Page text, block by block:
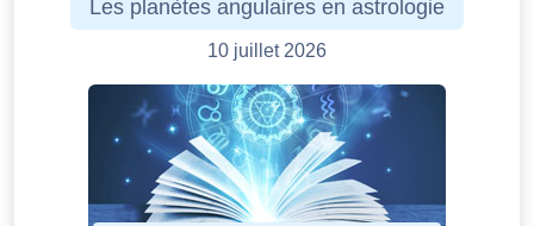
Les planètes angulaires en astrologie
10 juillet 2026